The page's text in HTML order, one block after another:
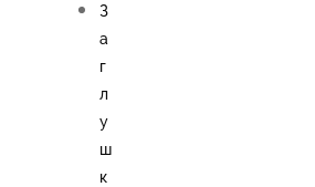
З
а
г
л
у
ш
к